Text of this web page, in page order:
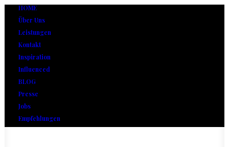
HOME
Über Uns
Leistungen
Kontakt
Inspiration
Influenced
BLOG
Presse
Jobs
Empfehlungen